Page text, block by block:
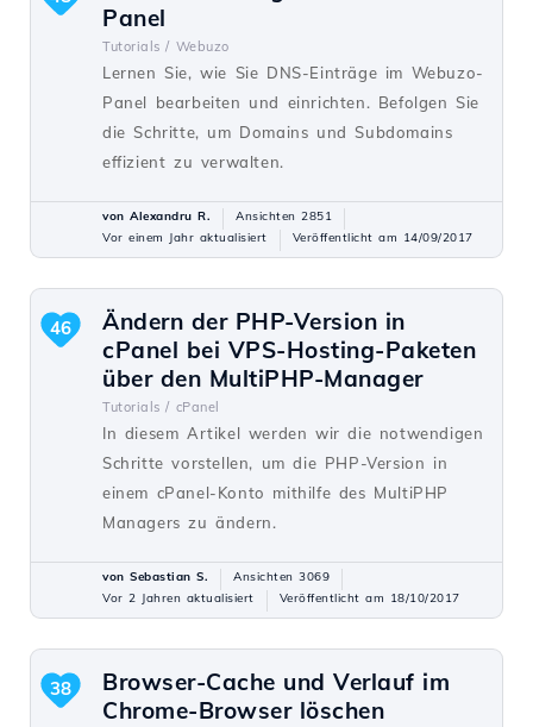
Panel
Tutorials / Webuzo
Lernen Sie, wie Sie DNS-Einträge im Webuzo-
Panel bearbeiten und einrichten. Befolgen Sie
die Schritte, um Domains und Subdomains
effizient zu verwalten.
von Alexandru R.
Ansichten 2851
Vor einem Jahr aktualisiert
Veröffentlicht am 14/09/2017
Ändern der PHP-Version in
cPanel bei VPS-Hosting-Paketen
über den MultiPHP-Manager
Tutorials / cPanel
In diesem Artikel werden wir die notwendigen
Schritte vorstellen, um die PHP-Version in
einem cPanel-Konto mithilfe des MultiPHP
Managers zu ändern.
46
von Sebastian S.
Ansichten 3069
Vor 2 Jahren aktualisiert
Veröffentlicht am 18/10/2017
Browser-Cache und Verlauf im
Chrome-Browser löschen
38